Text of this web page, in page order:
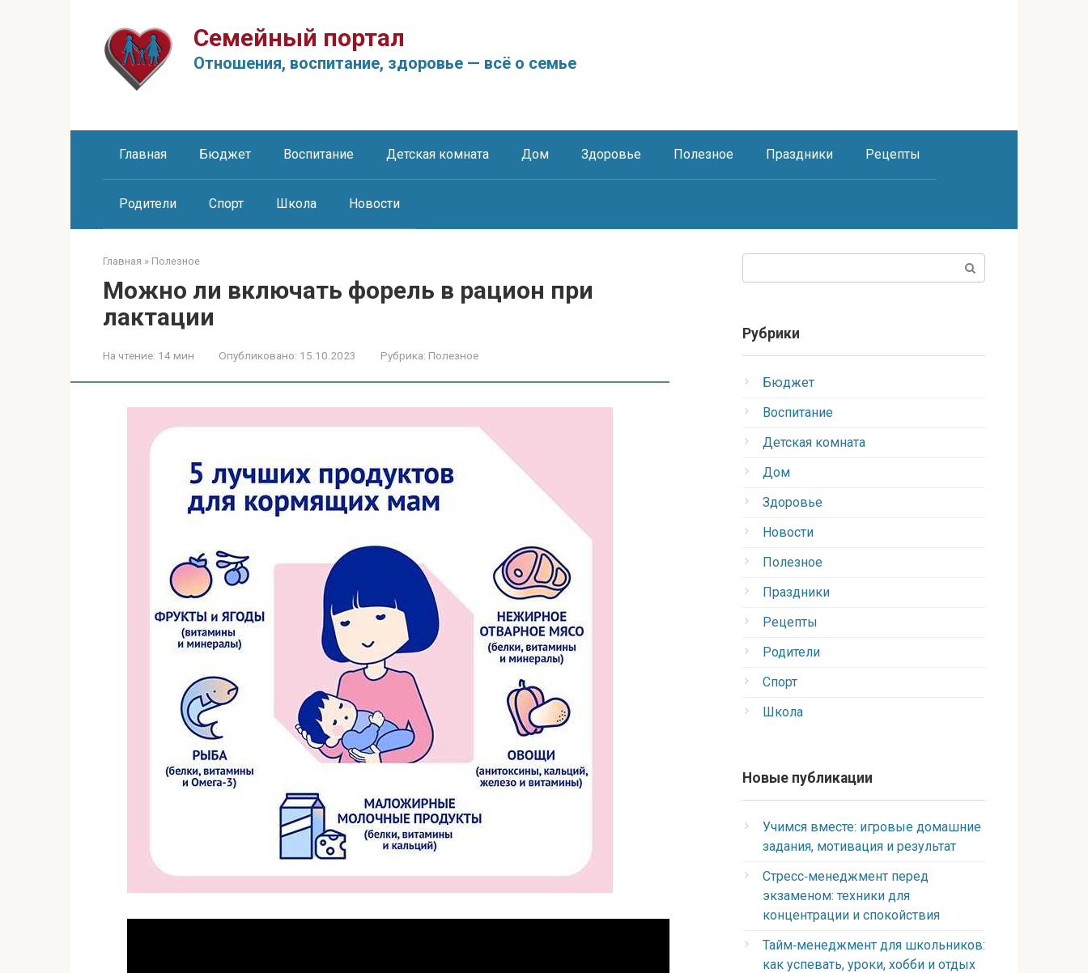
Семейный портал
Отношения, воспитание, здоровье — всё о семье
Главная Бюджет Воспитание Детская комната Дом Здоровье Полезное Праздники Рецепты
Родители Спорт Школа Новости
Главная » Полезное
Можно ли включать форель в рацион при
лактации
На чтение: 14 мин Опубликовано: 15.10.2023 Рубрика: Полезное
Рубрики
Бюджет
Воспитание
Детская комната
Дом
Здоровье
Новости
Полезное
Праздники
Рецепты
Родители
Спорт
Школа
Новые публикации
Учимся вместе: игровые домашние
задания, мотивация и результат
Стресс‑менеджмент перед
экзаменом: техники для
концентрации и спокойствия
Тайм‑менеджмент для школьников:
как успевать, уроки, хобби и отдых